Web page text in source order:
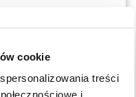
cookie
treści
grudzień, zwłaszcza